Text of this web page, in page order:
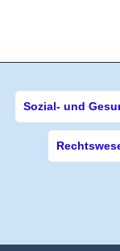
Sozial- und